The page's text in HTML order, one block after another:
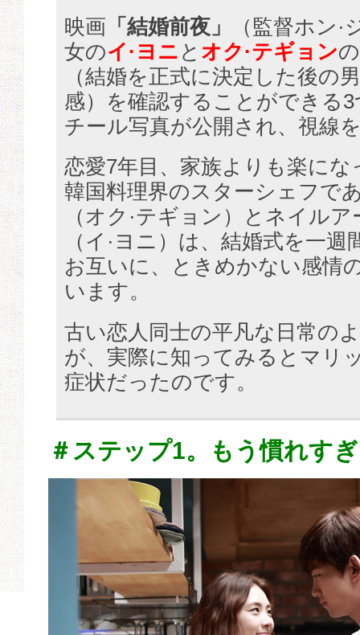
映画 「結婚前夜」
（監督ホン
女のイ·ヨニ と オク·テギョンの
（結婚を正式に決定した後の
感）を確認することができる
チール写真が公開され、視線
恋愛7年目、家族よりも楽に
韓国料理界のスターシェフで
（オク·テギョン）とネイル
（イ·ヨニ）は、結婚式を一
お互いに、ときめかない感情
います。
古い恋人同士の平凡な日常の
が、実際に知ってみるとマリ
症状だったのです。
＃ステップ1。もう慣れす